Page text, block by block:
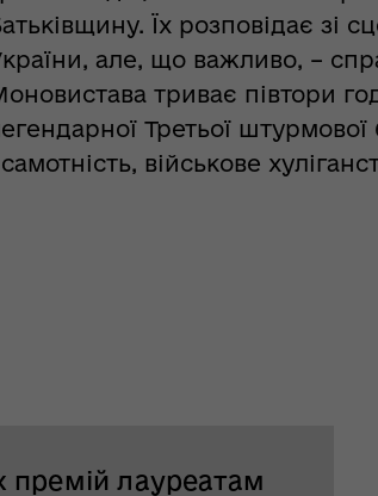
Їх розповідає зі
але, що важливо, –
триває півтори
Третьої штурмової
самотність, військове
премій лауреатам